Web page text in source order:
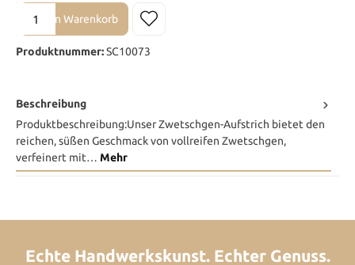
Produkt Anzahl: Gib den gewünschten Wert ein oder benutze die
In den Warenkorb
Produktnummer:SC10073
Beschreibung
Produktbeschreibung:Unser Zwetschgen-Aufstrich bietet den
reichen, süßen Geschmack von vollreifen Zwetschgen,
verfeinert mit… Mehr
Echte Handwerkskunst. Echter Genuss.